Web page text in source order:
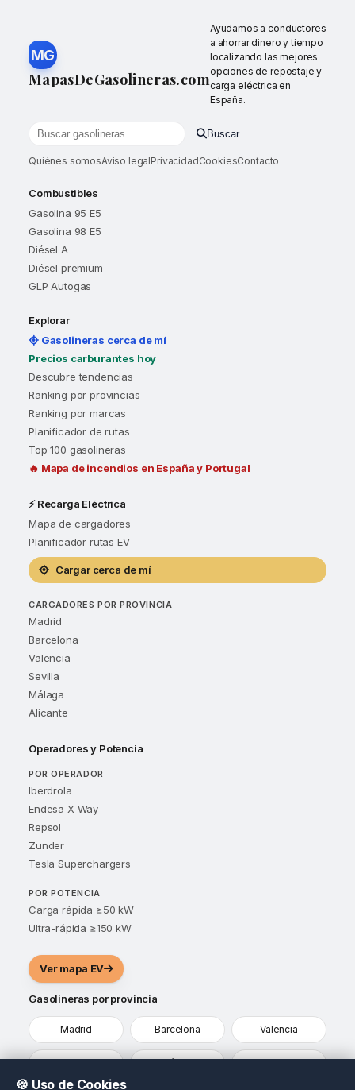
MG
MapasDeGasolineras.com
Ayudamos a conductores
a ahorrar dinero y tiempo
localizando las mejores
opciones de repostaje y
carga eléctrica en
España.
Buscar gasolineras por localidad o provincia
Buscar
Quiénes somosAviso legalPrivacidadCookiesContacto
Combustibles
Gasolina 95 E5
Gasolina 98 E5
Diésel A
Diésel premium
GLP Autogas
Explorar
Gasolineras cerca de mí
Precios carburantes hoy
Descubre tendencias
Ranking por provincias
Ranking por marcas
Planificador de rutas
Top 100 gasolineras
🔥 Mapa de incendios en España y Portugal
⚡ Recarga Eléctrica
Mapa de cargadores
Planificador rutas EV
Cargar cerca de mí
CARGADORES POR PROVINCIA
Madrid
Barcelona
Valencia
Sevilla
Málaga
Alicante
Operadores y Potencia
POR OPERADOR
Iberdrola
Endesa X Way
Repsol
Zunder
Tesla Superchargers
POR POTENCIA
Carga rápida ≥50 kW
Ultra-rápida ≥150 kW
Ver mapa EV
Gasolineras por provincia
Madrid Barcelona Valencia
Sevilla Málaga Alicante
🍪 Uso de Cookies